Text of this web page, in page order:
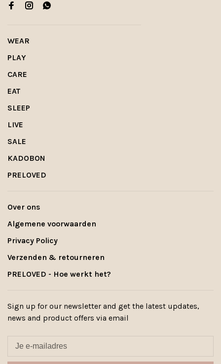
WEAR
PLAY
CARE
EAT
SLEEP
LIVE
SALE
KADOBON
PRELOVED
Over ons
Algemene voorwaarden
Privacy Policy
Verzenden & retourneren
PRELOVED - Hoe werkt het?
Sign up for our newsletter and get the latest updates,
news and product offers via email